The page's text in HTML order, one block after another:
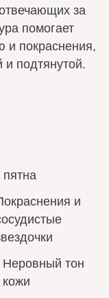
за
помогает
и покраснения,
и подтянутой.
пятна
и
Неровный тон
кожи